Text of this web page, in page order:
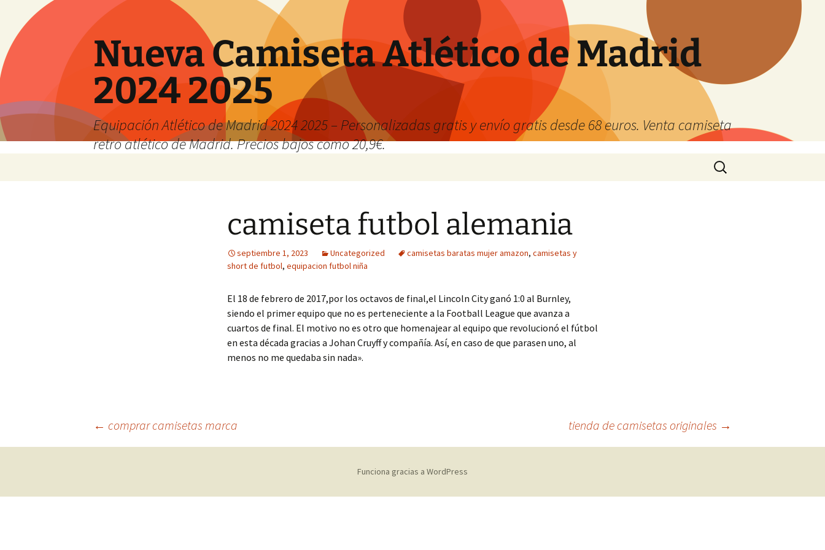
Nueva Camiseta Atlético de Madrid
2024 2025
Equipación Atlético de Madrid 2024 2025 – Personalizadas gratis y envío gratis desde 68 euros. Venta camiseta
retro atlético de Madrid. Precios bajos como 20,9€.
Buscar:
camiseta futbol alemania
septiembre 1, 2023 Uncategorized camisetas baratas mujer amazon, camisetas y
short de futbol, equipacion futbol niña
El 18 de febrero de 2017,por los octavos de final,el Lincoln City ganó 1:0 al Burnley,
siendo el primer equipo que no es perteneciente a la Football League que avanza a
cuartos de final. El motivo no es otro que homenajear al equipo que revolucionó el fútbol
en esta década gracias a Johan Cruyff y compañía. Así, en caso de que parasen uno, al
menos no me quedaba sin nada».
Navegación
← comprar camisetas marca tienda de camisetas originales →
Funciona gracias a WordPress